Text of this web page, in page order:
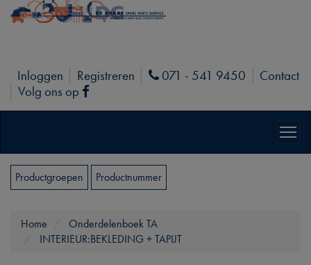
Inloggen Registreren Phone
071 - 541 9450
Contact
Volg ons op
Facebook
Productgroepen Productnummer
Home
Onderdelenboek TA
INTERIEUR:BEKLEDING + TAPIJT